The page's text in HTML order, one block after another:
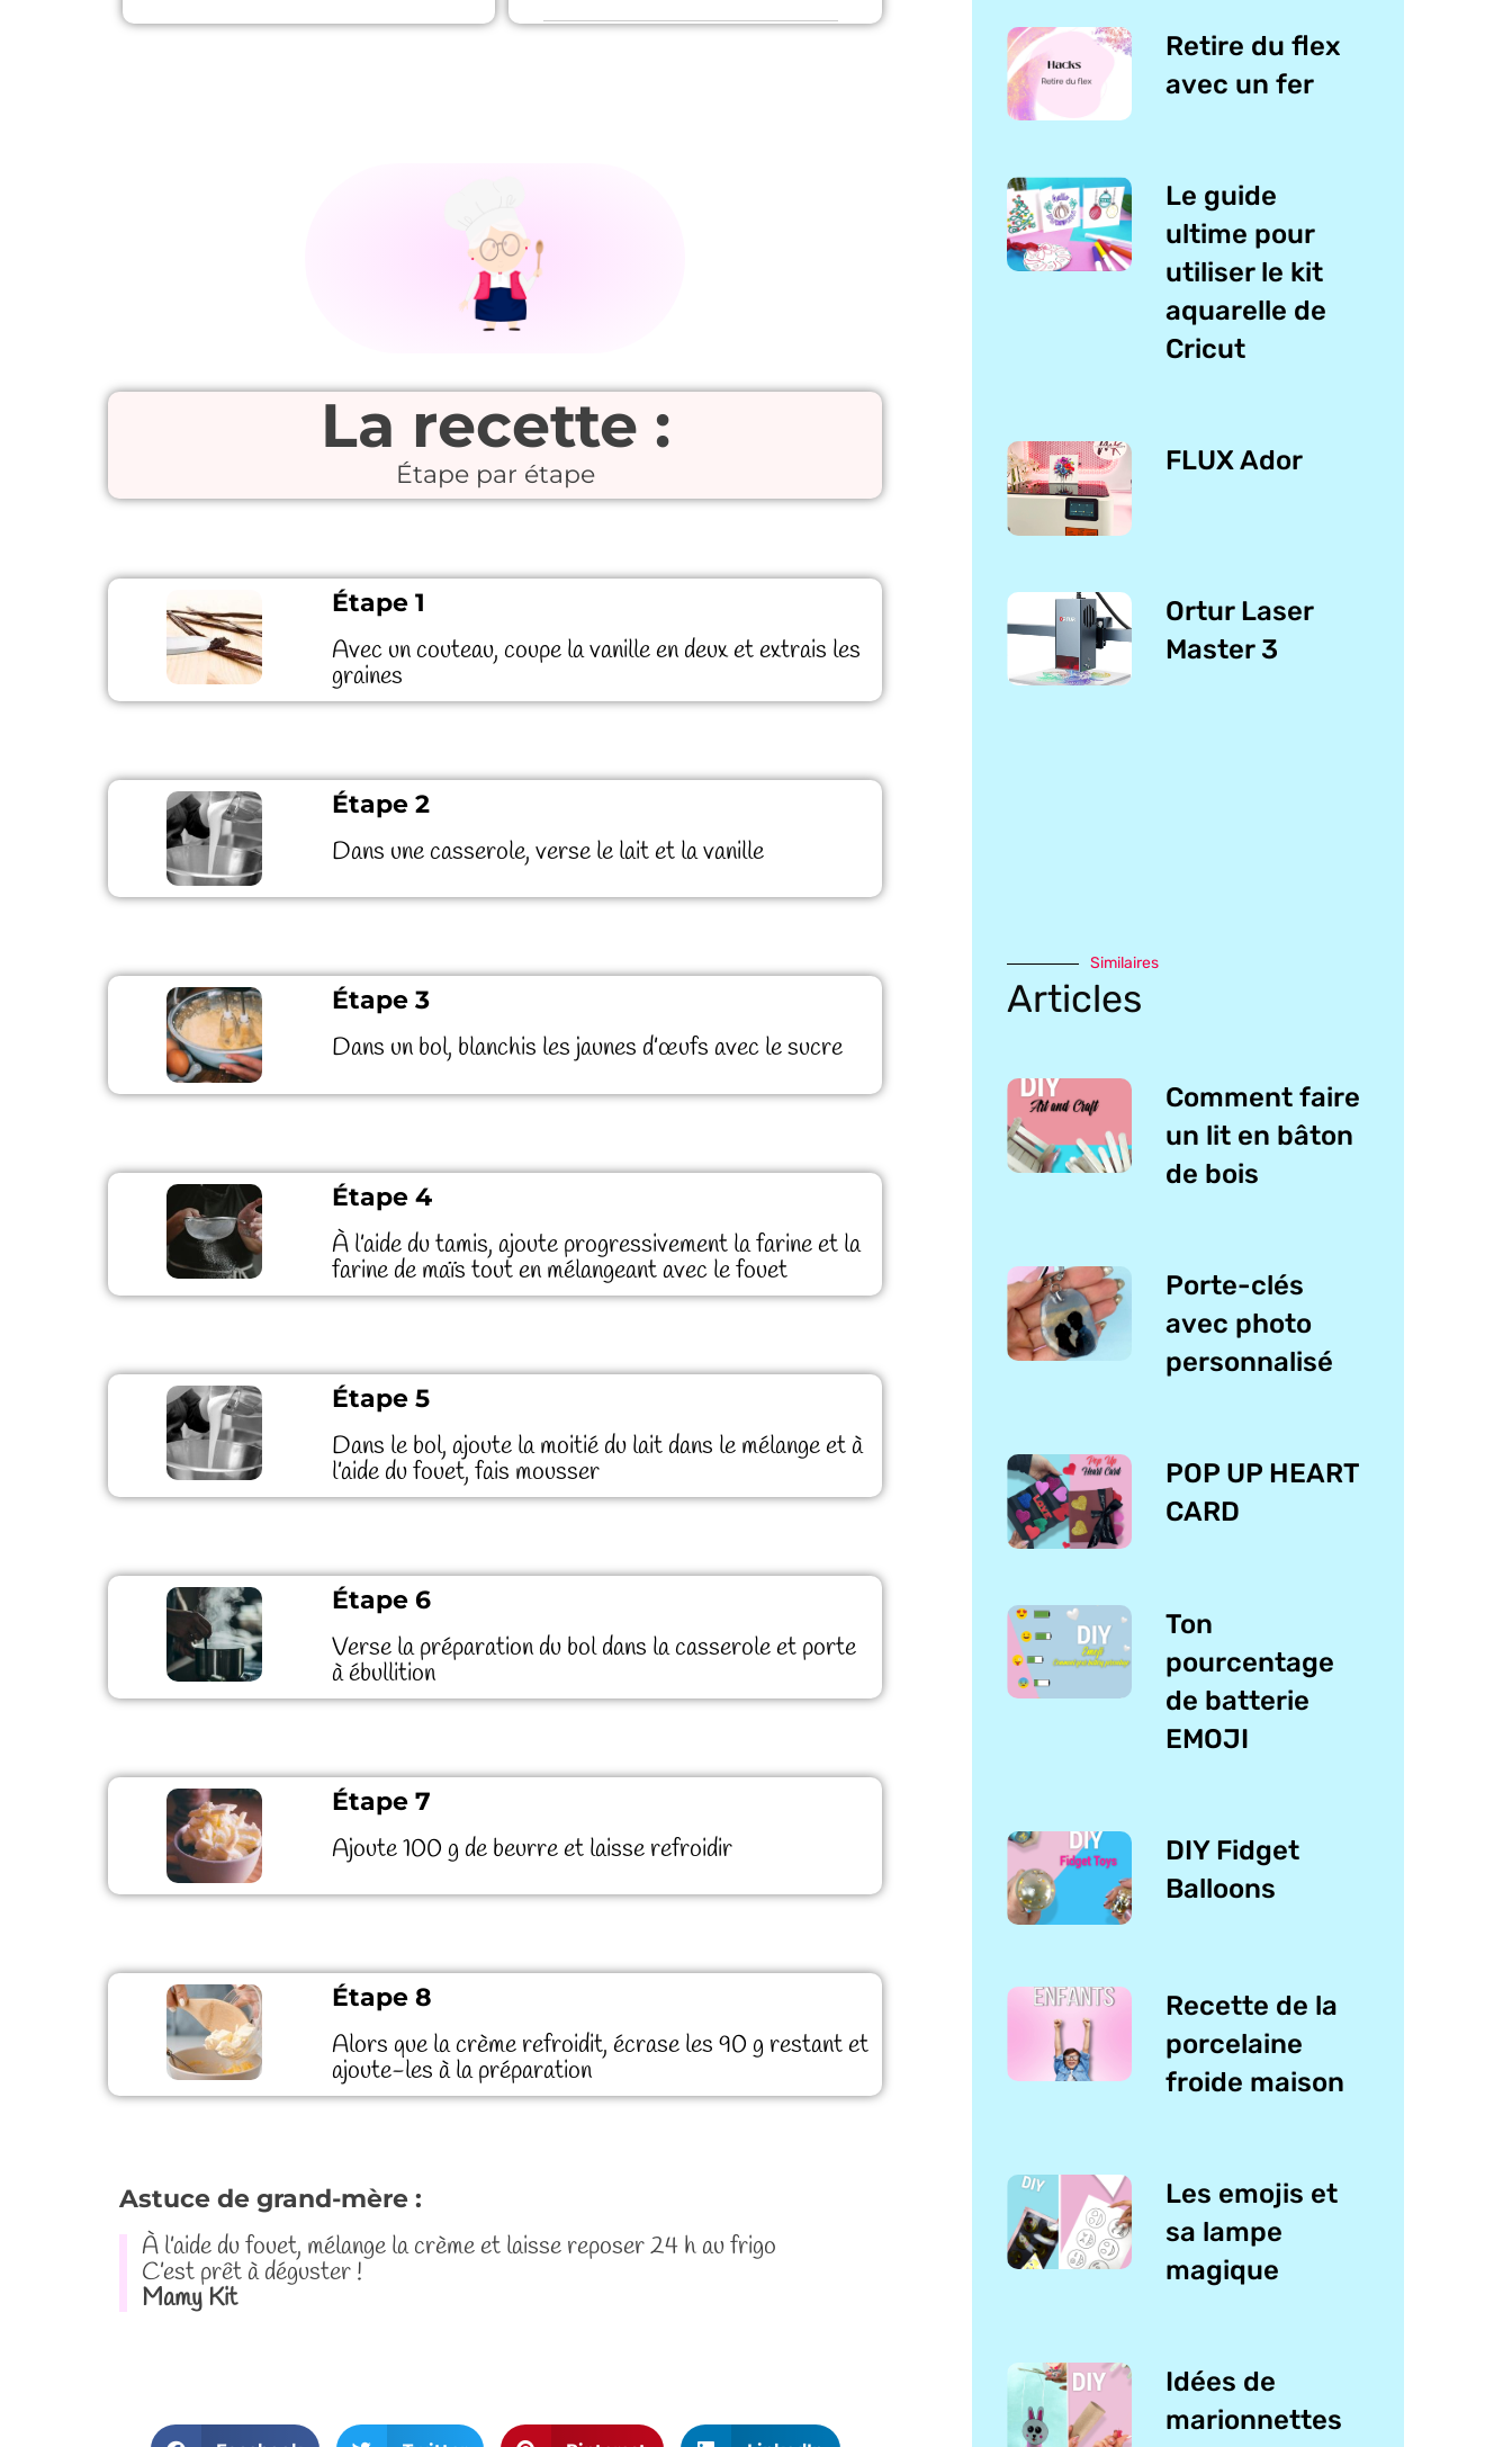
La recette :
Étape par étape
Étape 1
Avec un couteau, coupe la vanille en deux et extrais les
graines
Étape 2
Dans une casserole, verse le lait et la vanille
Étape 3
Dans un bol, blanchis les jaunes d’œufs avec le sucre
Étape 4
À l’aide du tamis, ajoute progressivement la farine et la
farine de maïs tout en mélangeant avec le fouet
Étape 5
Dans le bol, ajoute la moitié du lait dans le mélange et à
l’aide du fouet, fais mousser
Étape 6
Verse la préparation du bol dans la casserole et porte
à ébullition
Étape 7
Ajoute 100 g de beurre et laisse refroidir
Étape 8
Alors que la crème refroidit, écrase les 90 g restant et
ajoute-les à la préparation
Astuce de grand-mère :
À l’aide du fouet, mélange la crème et laisse reposer 24 h au frigo
C’est prêt à déguster !
Mamy Kit
Retire du flex
avec un fer
Le guide
ultime pour
utiliser le kit
aquarelle de
Cricut
FLUX Ador
Ortur Laser
Master 3
Similaires
Articles
Comment faire
un lit en bâton
de bois
Porte-clés
avec photo
personnalisé
POP UP HEART
CARD
Ton
pourcentage
de batterie
EMOJI
DIY Fidget
Balloons
Recette de la
porcelaine
froide maison
Les emojis et
sa lampe
magique
Idées de
marionnettes